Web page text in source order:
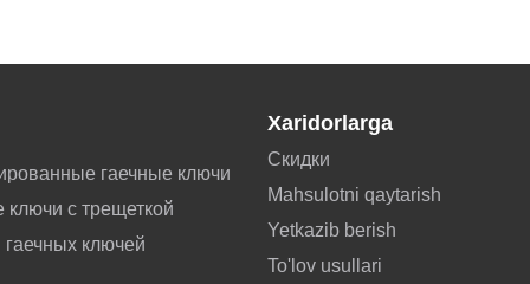
гаечные ключи
ключи с трещеткой
ключей
Xaridorlarga
Скидки
Mahsulotni qaytarish
Yetkazib berish
To'lov usullari